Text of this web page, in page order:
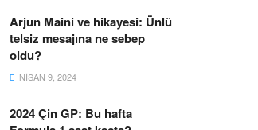
Arjun Maini ve hikayesi: Ünlü
telsiz mesajına ne sebep
oldu?
NISAN 9, 2024
2024 Çin GP: Bu hafta